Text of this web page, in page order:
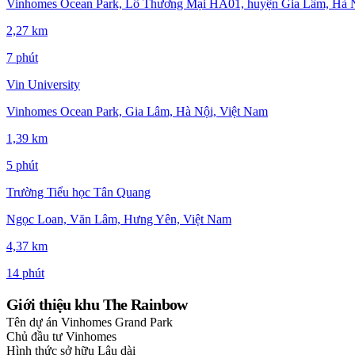
Vinhomes Ocean Park, Lô Thương Mại HA01, huyện Gia Lâm,
2,27 km
7 phút
Vin University
Vinhomes Ocean Park, Gia Lâm, Hà Nội, Việt Nam
1,39 km
5 phút
Trường Tiểu học Tân Quang
Ngọc Loan, Văn Lâm, Hưng Yên, Việt Nam
4,37 km
14 phút
Giới thiệu khu The Rainbow
Tên dự án Vinhomes Grand Park
Chủ đầu tư Vinhomes
Hình thức sở hữu Lâu dài